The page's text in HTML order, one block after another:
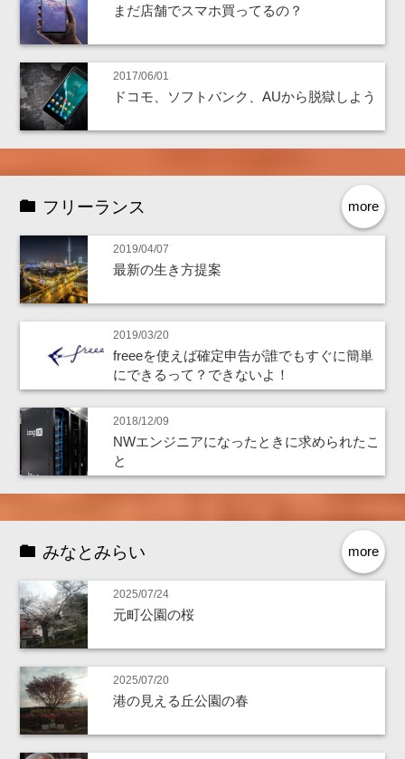
まだ店舗でスマホ買ってるの？
2017/06/01
ドコモ、ソフトバンク、AUから脱獄しよう
more
フリーランス
2019/04/07
最新の生き方提案
2019/03/20
freeeを使えば確定申告が誰でもすぐに簡単
にできるって？できないよ！
2018/12/09
NWエンジニアになったときに求められたこ
と
more
みなとみらい
2025/07/24
元町公園の桜
2025/07/20
港の見える丘公園の春